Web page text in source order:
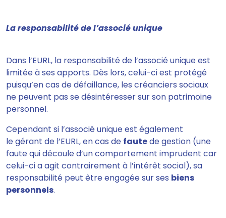
La responsabilité de l’associé unique
Dans l’EURL, la responsabilité de l’associé unique est
limitée à ses apports. Dès lors, celui-ci est protégé
puisqu’en cas de défaillance, les créanciers sociaux
ne peuvent pas se désintéresser sur son patrimoine
personnel.
Cependant si l’associé unique est également
legérant de l’EURL,en cas de fautede gestion (une
faute qui découle d’un comportement imprudent car
celui-ci a agit contrairement à l’intérêt social),sa
responsabilité peut être engagée sur ses biens
personnels.